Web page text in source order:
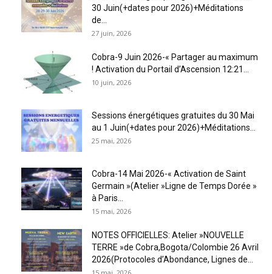
30 Juin(+dates pour 2026)+Méditations
de...
27 juin, 2026
Cobra-9 Juin 2026-« Partager au maximum
! Activation du Portail d’Ascension 12:21...
10 juin, 2026
Sessions énergétiques gratuites du 30 Mai
au 1 Juin(+dates pour 2026)+Méditations...
25 mai, 2026
Cobra-14 Mai 2026-« Activation de Saint
Germain »(Atelier »Ligne de Temps Dorée »
à Paris...
15 mai, 2026
NOTES OFFICIELLES: Atelier »NOUVELLE
TERRE »de Cobra,Bogota/Colombie 26 Avril
2026(Protocoles d’Abondance, Lignes de...